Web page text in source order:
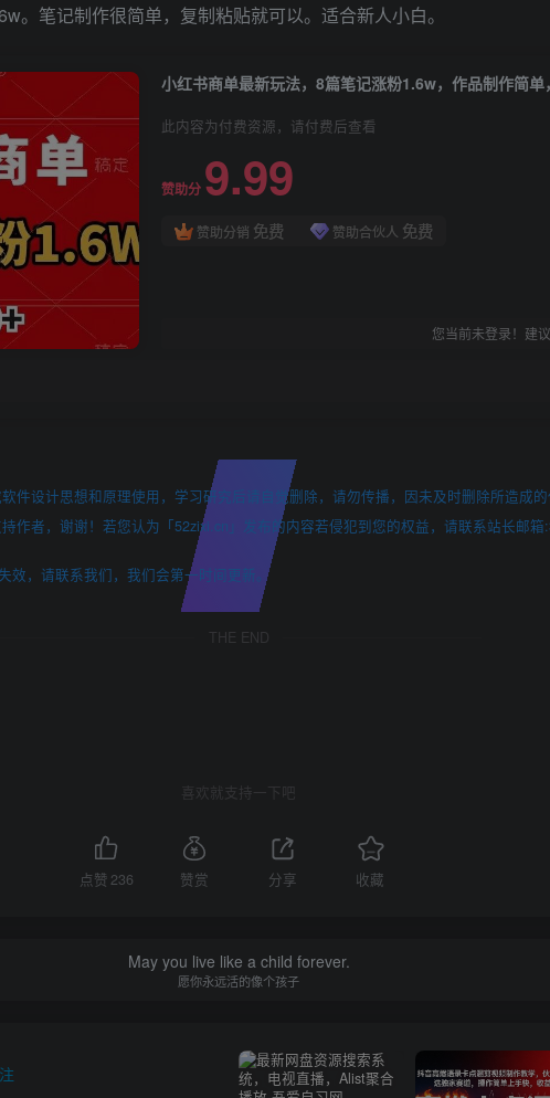
。笔记制作很简单，复制粘贴就可以。适合新人小白。
此内容为付费资源，请付费后查看
赞助分 9.99
赞助分销 免费 赞助合伙人 免费
您当前未登录！建
件设计思想和原理使用，学习研究后请自觉删除，请勿传播，因未及时删除所造成的
作者，谢谢！若您认为「52zixi.cn」发布的内容若侵犯到您的权益，请联系站长邮箱
效，请联系我们，我们会第一时间更新。
THE END
喜欢就支持一下吧
点赞 236 赞赏 分享 收藏
May you live like a child forever.
愿你永远活的像个孩子